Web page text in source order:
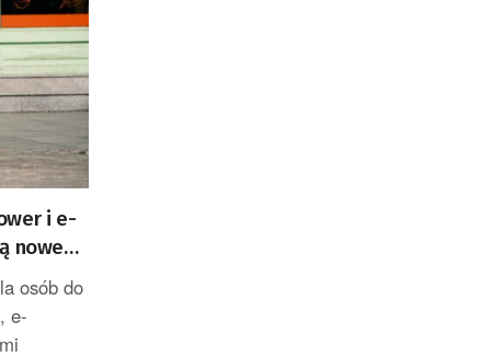
i e-
nowe
osób do
e-